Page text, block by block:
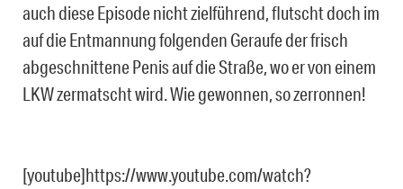
auch diese Episode nicht zielführend, flutscht doch im
auf die Entmannung folgenden Geraufe der frisch
abgeschnittene Penis auf die Straße, wo er von einem
LKW zermatscht wird. Wie gewonnen, so zerronnen!
[youtube]https://www.youtube.com/watch?